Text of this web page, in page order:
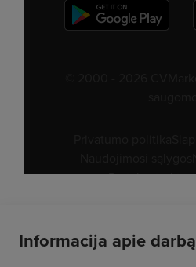
Informacija apie darbą